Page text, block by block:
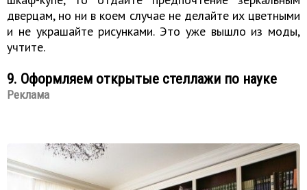
дверцам, но ни в коем случае не делайте их цветными
и не украшайте рисунками. Это уже вышло из моды,
учтите.
9. Оформляем открытые стеллажи по науке
Реклама